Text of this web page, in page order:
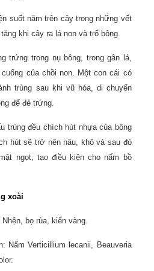
suốt năm trên cây trong những vết
khi cây ra lá non và trổ bông.
trứng trong nụ bông, trong gân lá,
của chồi non. Một con cái có
trùng sau khi vũ hóa, di chuyển
để đẻ trứng.
trùng đều chích hút nhựa của bông
hút sẽ trở nên nâu, khô và sau đó
ngọt, tạo điều kiện cho nấm bồ
xoài
bọ rùa, kiến vàng.
Nấm Verticillium lecanii, Beauveria